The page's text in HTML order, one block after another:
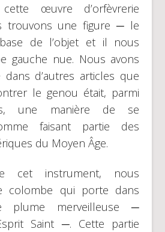
œuvre d’orfèvrerie
trouvons une figure ─ le
de l’objet et il nous
gauche nue. Nous avons
d’autres articles que
le genou était, parmi
une manière de se
faisant partie des
du Moyen Âge.
cet instrument, nous
colombe qui porte dans
plume merveilleuse ─
Saint ─. Cette partie